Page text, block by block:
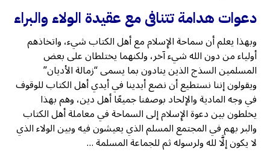
دعوات هدامة تتنافى مع عقيدة الولاء والبراء
وبهذا يعلم أن سماحة الإِسلام مع أهل الكتاب شيء، واتخاذهم
أولياء من دون الله شيء آخر، ولكنهما يختلطان على بعض
المسلمين السذج الذين ينادون بما يسمى “زمالة الأديان”
ويقولون إننا نستطيع أن نضع أيدينا في أيدي أهل الكتاب للوقوف
في وجه المادية والإلحاد بوصفنا جميعًا أهل دين، وهم بهذا
يخلطون بين دعوة الإِسلام إلى السماحة في معاملة أهل الكتاب
والبر بهم في المجتمع المسلم الذي يعيشون فيه وبين الولاء الذي
لا يكون إلَّا لله ولرسوله ثم للجماعة المسلمة …